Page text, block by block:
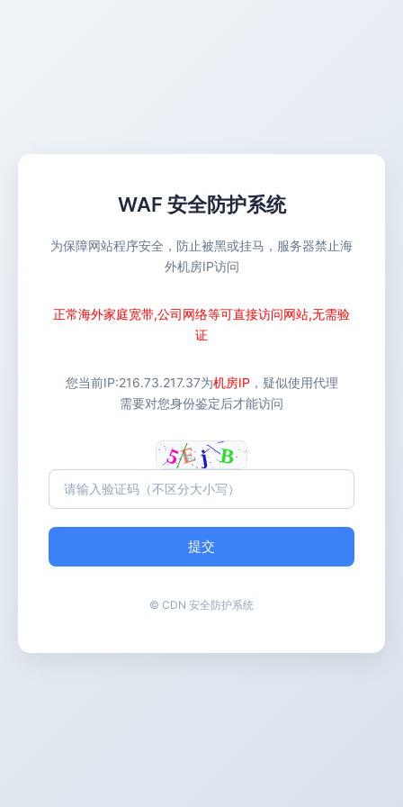
WAF 安全防护系统
为保障网站程序安全，防止被黑或挂马，服务器禁止海
外机房IP访问
正常海外家庭宽带,公司网络等可直接访问网站,无需验
证
您当前IP:216.73.217.37为机房IP ，疑似使用代理
需要对您身份鉴定后才能访问
提交
© CDN 安全防护系统